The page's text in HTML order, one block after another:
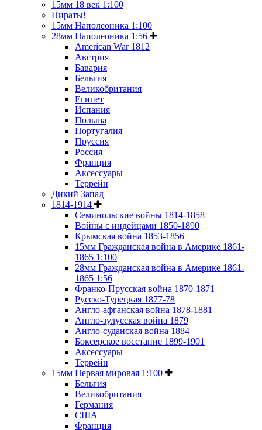
15мм 18 век 1:100
Пираты!
15мм Наполеоника 1:100
28мм Наполеоника 1:56
American War 1812
Австрия
Бавария
Бельгия
Великобритания
Египет
Испания
Польша
Португалия
Пруссия
Россия
Франция
Аксессуары
Террейн
Дикий Запад
1814-1914
Семинольские войны 1814-1858
Войны с индейцами 1850-1890
Крымская война 1853-1856
15мм Гражданская война в Америке 1861-
1865 1:100
28мм Гражданская война в Америке 1861-
1865 1:56
Франко-Прусская война 1870-1871
Русско-Турецкая 1877-78
Англо-афганская война 1878-1881
Англо-зулусская война 1879
Англо-суданская война 1884
Боксерское восстание 1899-1901
Аксессуары
Террейн
15мм Первая мировая 1:100
Бельгия
Великобритания
Германия
США
Франция